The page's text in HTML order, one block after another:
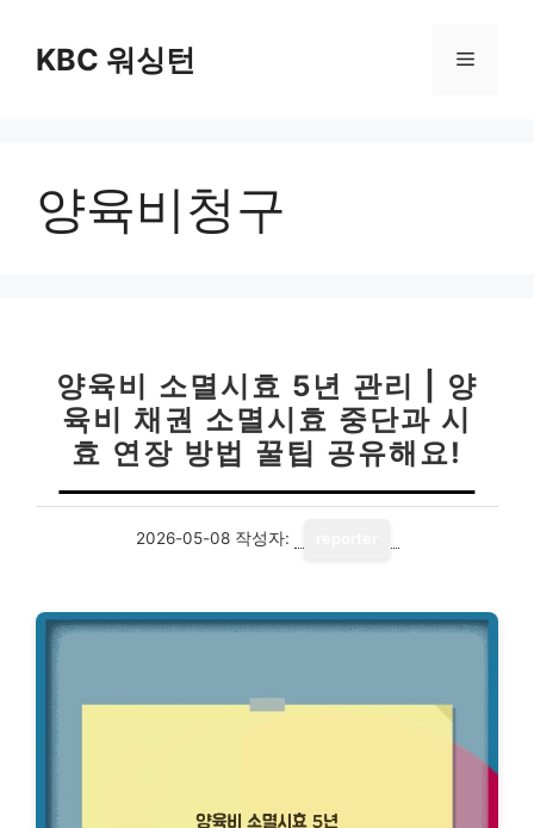
KBC 워싱턴 메
양육비청구
양육비 소멸시효 5년 관리 | 양
육비 채권 소멸시효 중단과 시
효 연장 방법 꿀팁 공유해요!
2026-05-08 작성자: